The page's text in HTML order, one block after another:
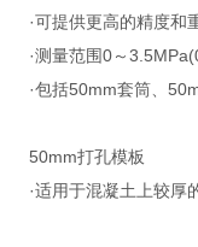
·可提供更高的精度和
·测量范围0～
·包括50mm套筒、
50mm打孔模板
·适用于混凝土上较厚